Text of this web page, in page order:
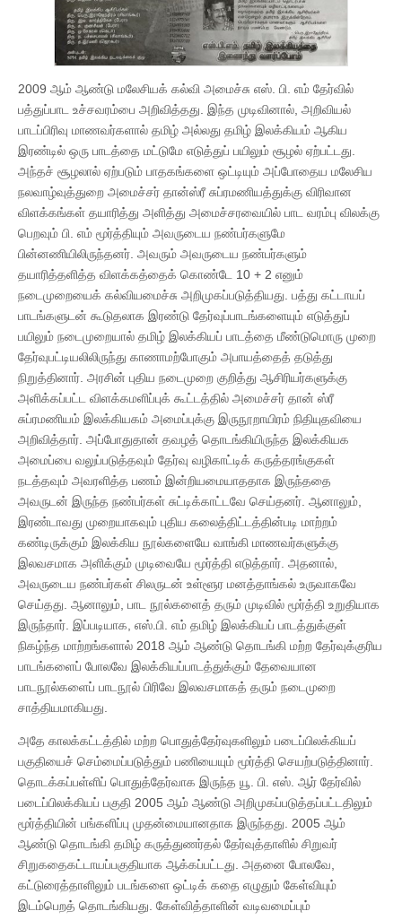
2009 ஆம் ஆண்டு மலேசியக் கல்வி அமைச்சு எஸ். பி. எம் தேர்வில்
பத்துப்பாட உச்சவரம்பை அறிவித்தது. இந்த முடிவினால், அறிவியல்
பாடப்பிரிவு மாணவர்களால் தமிழ் அல்லது தமிழ் இலக்கியம் ஆகிய
இரண்டில் ஒரு பாடத்தை மட்டுமே எடுத்துப் பயிலும் சூழல் ஏற்பட்டது.
அந்தச் சூழலால் ஏற்படும் பாதகங்களை ஒட்டியும் அப்போதைய மலேசிய
நலவாழ்வுத்துறை அமைச்சர் தான்ஸ்ரீ சுப்ரமணியத்துக்கு விரிவான
விளக்கங்கள் தயாரித்து அளித்து அமைச்சரவையில் பாட வரம்பு விலக்கு
பெறவும் பி. எம் மூர்த்தியும் அவருடைய நண்பர்களுமே
பின்னணியிலிருந்தனர். அவரும் அவருடைய நண்பர்களும்
தயாரித்தளித்த விளக்கத்தைக் கொண்டே 10 + 2 எனும்
நடைமுறையைக் கல்வியமைச்சு அறிமுகப்படுத்தியது. பத்து கட்டாயப்
பாடங்களுடன் கூடுதலாக இரண்டு தேர்வுப்பாடங்களையும் எடுத்துப்
பயிலும் நடைமுறையால் தமிழ் இலக்கியப் பாடத்தை மீண்டுமொரு முறை
தேர்வுபட்டியலிலிருந்து காணாமற்போகும் அபாயத்தைத் தடுத்து
நிறுத்தினார். அரசின் புதிய நடைமுறை குறித்து ஆசிரியர்களுக்கு
அளிக்கப்பட்ட விளக்கமளிப்புக் கூட்டத்தில் அமைச்சர் தான் ஸ்ரீ
சுப்ரமணியம் இலக்கியகம் அமைப்புக்கு இருநூறாயிரம் நிதியுதவியை
அறிவித்தார். அப்போதுதான் தவழத் தொடங்கியிருந்த இலக்கியக
அமைப்பை வலுப்படுத்தவும் தேர்வு வழிகாட்டிக் கருத்தரங்குகள்
நடத்தவும் அவரளித்த பணம் இன்றியமையாததாக இருந்ததை
அவருடன் இருந்த நண்பர்கள் சுட்டிக்காட்டவே செய்தனர். ஆனாலும்,
இரண்டாவது முறையாகவும் புதிய கலைத்திட்டத்தின்படி மாற்றம்
கண்டிருக்கும் இலக்கிய நூல்களையே வாங்கி மாணவர்களுக்கு
இலவசமாக அளிக்கும் முடிவையே மூர்த்தி எடுத்தார். அதனால்,
அவருடைய நண்பர்கள் சிலருடன் உள்ளூர மனத்தாங்கல் உருவாகவே
செய்தது. ஆனாலும், பாட நூல்களைத் தரும் முடிவில் மூர்த்தி உறுதியாக
இருந்தார். இப்படியாக, எஸ்.பி. எம் தமிழ் இலக்கியப் பாடத்துக்குள்
நிகழ்ந்த மாற்றங்களால் 2018 ஆம் ஆண்டு தொடங்கி மற்ற தேர்வுக்குரிய
பாடங்களைப் போலவே இலக்கியப்பாடத்துக்கும் தேவையான
பாடநூல்களைப் பாடநூல் பிரிவே இலவசமாகத் தரும் நடைமுறை
சாத்தியமாகியது.
அதே காலக்கட்டத்தில் மற்ற பொதுத்தேர்வுகளிலும் படைப்பிலக்கியப்
பகுதியைச் செம்மைப்படுத்தும் பணியையும் மூர்த்தி செயற்படுத்தினார்.
தொடக்கப்பள்ளிப் பொதுத்தேர்வாக இருந்த யூ. பி. எஸ். ஆர் தேர்வில்
படைப்பிலக்கியப் பகுதி 2005 ஆம் ஆண்டு அறிமுகப்படுத்தப்பட்டதிலும்
மூர்த்தியின் பங்களிப்பு முதன்மையானதாக இருந்தது. 2005 ஆம்
ஆண்டு தொடங்கி தமிழ் கருத்துணர்தல் தேர்வுத்தாளில் சிறுவர்
சிறுகதைகட்டாயப்பகுதியாக ஆக்கப்பட்டது. அதனை போலவே,
கட்டுரைத்தாளிலும் படங்களை ஒட்டிக் கதை எழுதும் கேள்வியும்
இடம்பெறத் தொடங்கியது. கேள்வித்தாளின் வடிவமைப்பும்